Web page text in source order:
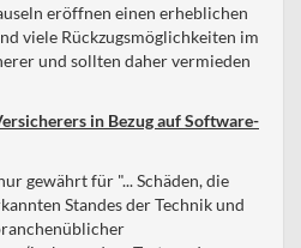
eröffnen einen erheblichen
viele Rückzugsmöglichkeiten im
und sollten daher vermieden
in Bezug auf Software-
gewährt für "... Schäden, die
Standes der Technik und